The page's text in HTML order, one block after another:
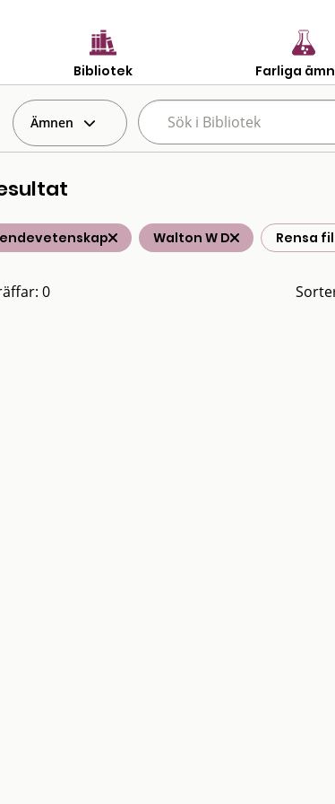
Bibliotek Farliga
Ämnen
Walton W D Rensa
0